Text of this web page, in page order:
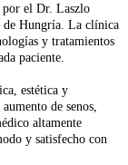
por el Dr. Laszlo
de Hungría. La clínica
y tratamientos
paciente.
estética y
de senos,
altamente
y satisfecho con